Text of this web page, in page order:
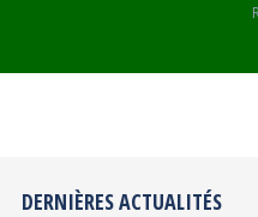
DERNIÈRES ACTUALITÉS